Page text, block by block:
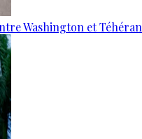
Washington et Téhéran